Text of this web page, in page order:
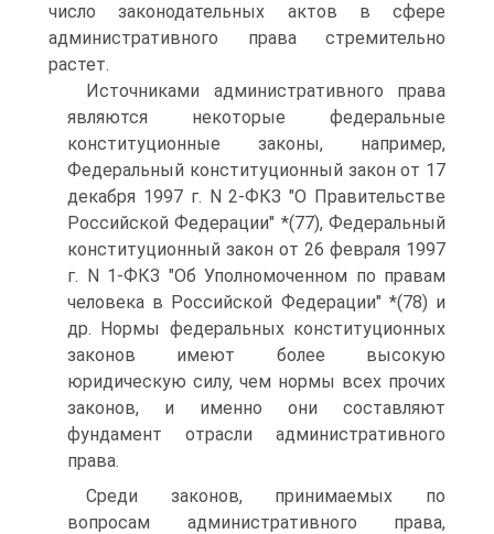
число законодательных актов в сфере
административного права стремительно
растет.
Источниками административного права
являются некоторые федеральные
конституционные законы, например,
Федеральный конституционный закон от 17
декабря 1997 г. N 2-ФКЗ "О Правительстве
Российской Федерации" *(77), Федеральный
конституционный закон от 26 февраля 1997
г. N 1-ФКЗ "Об Уполномоченном по правам
человека в Российской Федерации" *(78) и
др. Нормы федеральных конституционных
законов имеют более высокую
юридическую силу, чем нормы всех прочих
законов, и именно они составляют
фундамент отрасли административного
права.
Среди законов, принимаемых по
вопросам административного права,